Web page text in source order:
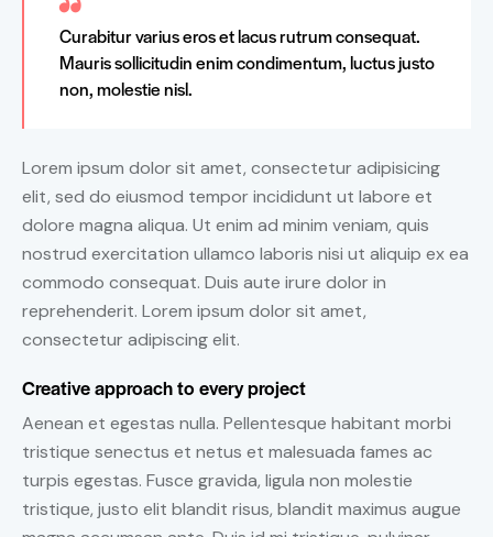
Curabitur varius eros et lacus rutrum consequat.
Mauris sollicitudin enim condimentum, luctus justo
non, molestie nisl.
Lorem ipsum dolor sit amet, consectetur adipisicing
elit, sed do eiusmod tempor incididunt ut labore et
dolore magna aliqua. Ut enim ad minim veniam, quis
nostrud exercitation ullamco laboris nisi ut aliquip ex ea
commodo consequat. Duis aute irure dolor in
reprehenderit. Lorem ipsum dolor sit amet,
consectetur adipiscing elit.
Creative approach to every project
Aenean et egestas nulla. Pellentesque habitant morbi
tristique senectus et netus et malesuada fames ac
turpis egestas. Fusce gravida, ligula non molestie
tristique, justo elit blandit risus, blandit maximus augue